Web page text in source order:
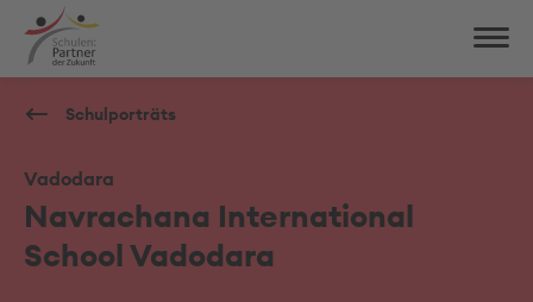
Schulporträts
Vadodara
Navrachana International
School Vadodara